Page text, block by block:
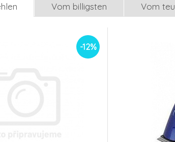
Vom billigsten Vom
-12%